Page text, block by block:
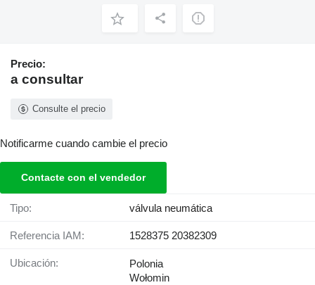
Precio:
a consultar
Consulte el precio
Notificarme cuando cambie el precio
Contacte con el vendedor
Tipo: válvula neumática
Referencia IAM: 1528375 20382309
Ubicación:
Polonia
Wołomin